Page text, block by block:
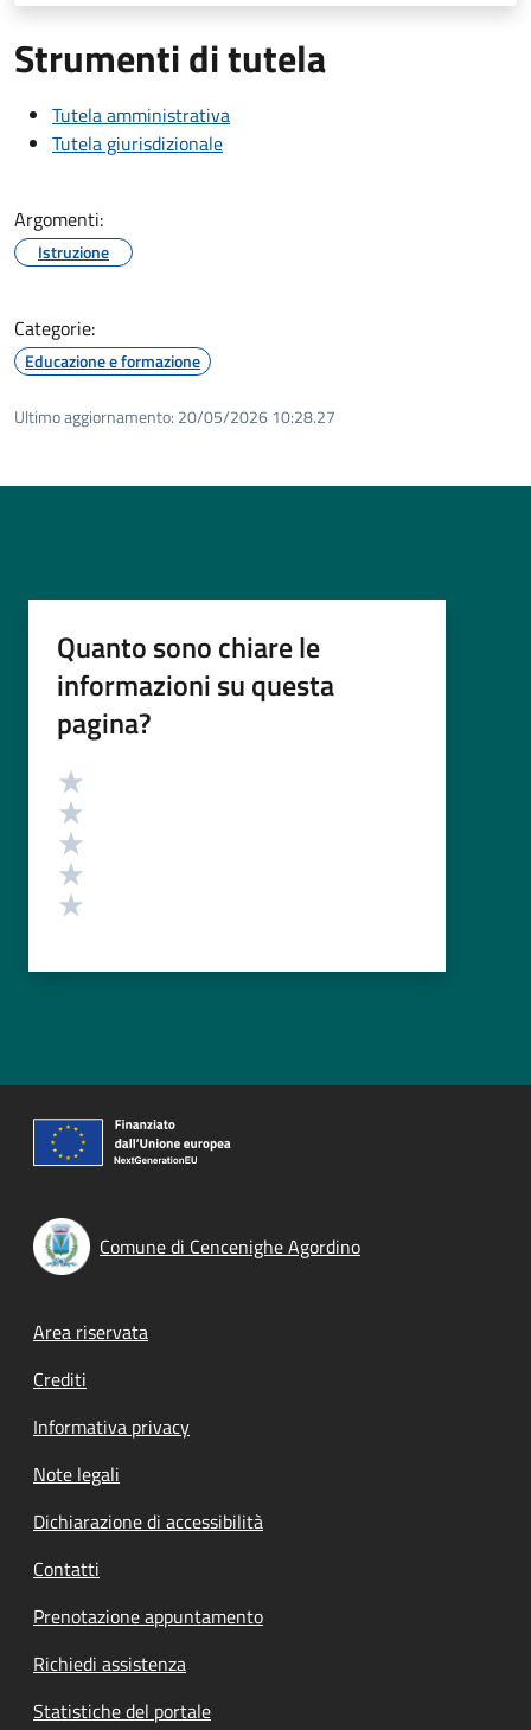
Strumenti di tutela
Tutela amministrativa
Tutela giurisdizionale
Argomenti:
Istruzione
Categorie:
Educazione e formazione
Ultimo aggiornamento: 20/05/2026 10:28.27
Quanto sono chiare le
informazioni su questa
pagina?
Valutazione
Comune di Cencenighe Agordino
Footer menu
Area riservata
Crediti
Informativa privacy
Note legali
Dichiarazione di accessibilità
Contatti
Prenotazione appuntamento
Richiedi assistenza
Statistiche del portale